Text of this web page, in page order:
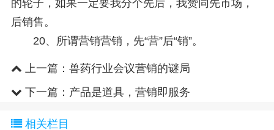
的轮子，如果一定要我分个先后，我赞同先市场，
后销售。
20、所谓营销营销，先“营”后“销”。
上一篇： 兽药行业会议营销的谜局
下一篇： 产品是道具，营销即服务
相关栏目